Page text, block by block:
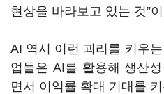
현상을 바라보고 있는 것”
AI 역시 이런 괴리를 키우
업들은 AI를 활용해 생산
면서 이익률 확대 기대를